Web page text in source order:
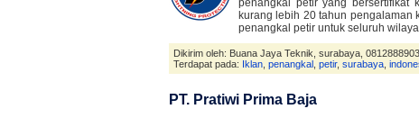
penangkal petir yang bersertifikat
kurang lebih 20 tahun pengalaman
penangkal petir untuk seluruh
Dikirim oleh: Buana Jaya Teknik, surabaya,
Terdapat pada: Iklan penangkal petir, surabaya
PT. Pratiwi Prima Baja